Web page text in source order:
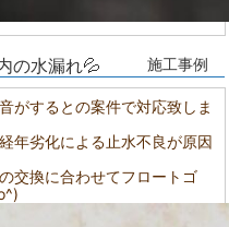
の水漏れ💦 施工事例
がするとの案件で対応致しま
年劣化による止水不良が原因
交換に合わせてフロートゴ